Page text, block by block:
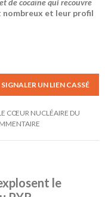
de cocaïne qui recouvre
et leur profil
SIGNALER UN LIEN CASSÉ
CŒUR NUCLÉAIRE DU
le